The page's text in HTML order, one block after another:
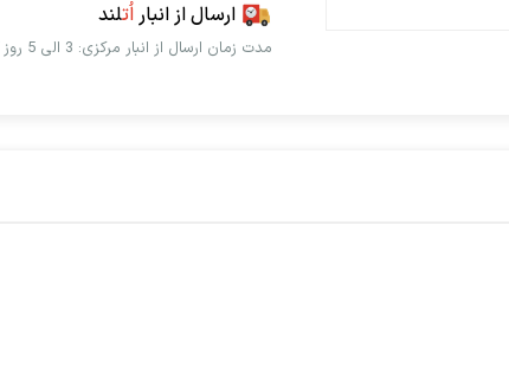
ارسال از انباراُتلند
مدت زمان ارسال از انبار مرکزی: 3 الی 5 روز کاری